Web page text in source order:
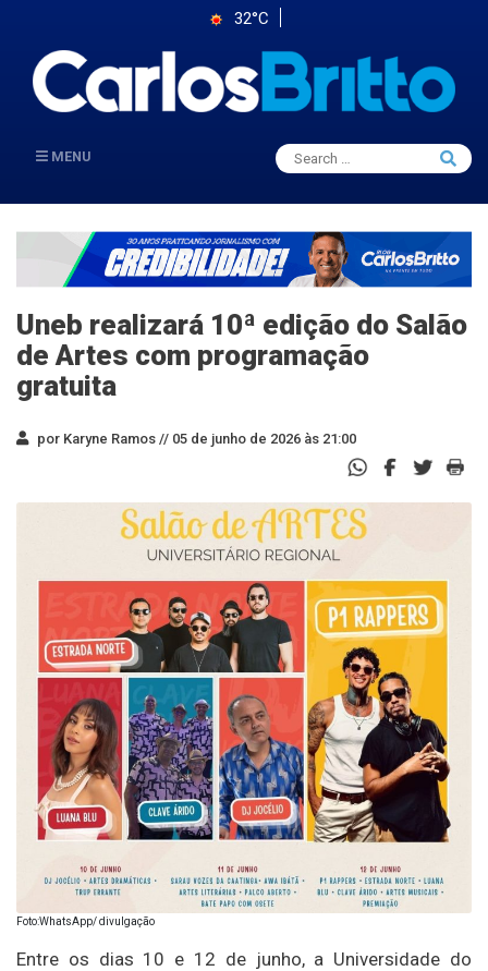
32°C
MENU
Search
for:
Search
Uneb realizará 10ª edição do Salão
de Artes com programação
gratuita
por Karyne Ramos // 05 de junho de 2026 às 21:00
Foto:WhatsApp/ divulgação
Entre os dias 10 e 12 de junho, a Universidade do